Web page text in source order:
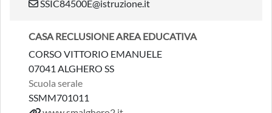
SSIC84500E@istruzione.it
CASA RECLUSIONE AREA EDUCATIVA
CORSO VITTORIO EMANUELE
07041 ALGHERO SS
Scuola serale
SSMM701011